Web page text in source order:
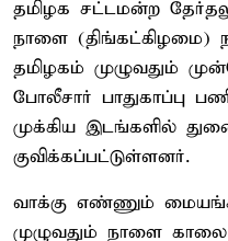
தமிழக சட்டமன்ற
நாளை
தமிழகம் முழுவதும்
போலீசார் பாதுகாப்பு
முக்கிய இடங்களில்
குவிக்கப்பட்டுள்ளனர்.
வாக்கு எண்ணும்
முழுவதும் நாளை காலை